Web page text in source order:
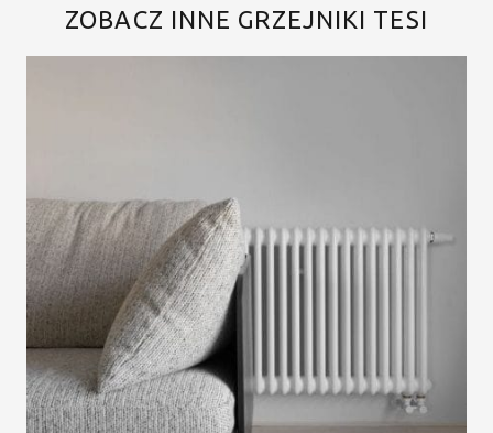
ZOBACZ INNE GRZEJNIKI TESI